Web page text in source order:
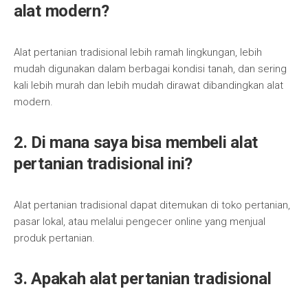
alat modern?
Alat pertanian tradisional lebih ramah lingkungan, lebih
mudah digunakan dalam berbagai kondisi tanah, dan sering
kali lebih murah dan lebih mudah dirawat dibandingkan alat
modern.
2. Di mana saya bisa membeli alat
pertanian tradisional ini?
Alat pertanian tradisional dapat ditemukan di toko pertanian,
pasar lokal, atau melalui pengecer online yang menjual
produk pertanian.
3. Apakah alat pertanian tradisional